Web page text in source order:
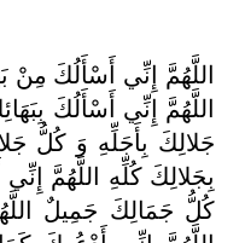
اللَّهُمَّ إِنِّي أَسْأَلُكَ مِنْ
اللَّهُمَّ
إِنِّي أَسْأَلُكَ
جَلالِكَ بِأَجَلِّهِ وَ كُلُّ
بِجَلالِكَ كُلِّهِ اللَّهُمَّ إِنِّي
كُلُّ جَمَالِكَ جَمِيلٌ